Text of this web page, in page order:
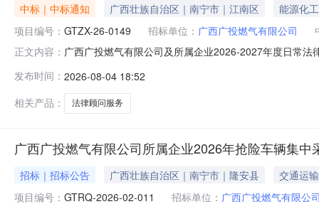
中标｜中标通知 广西壮族自治区｜南宁市｜江南区
能源化工
项目编号： GTZX-26-0149 招标单位： 广西广投燃气有限公司
正文内容： 广西广投燃气有限公司及所属企业2026-2027年度日常
查或修改各类合同、章程及其他法律文书；针对相关法
件第五章
发布时间： 2026-08-04 18:52
相关产品：
法律顾问服务
广西广投燃气有限公司所属企业2026年抢险车辆集中
招标｜招标公告 广西壮族自治区｜南宁市｜隆安县
交通运输
项目编号： GTRQ-2026-02-011 招标单位： 广西广投燃气有限公